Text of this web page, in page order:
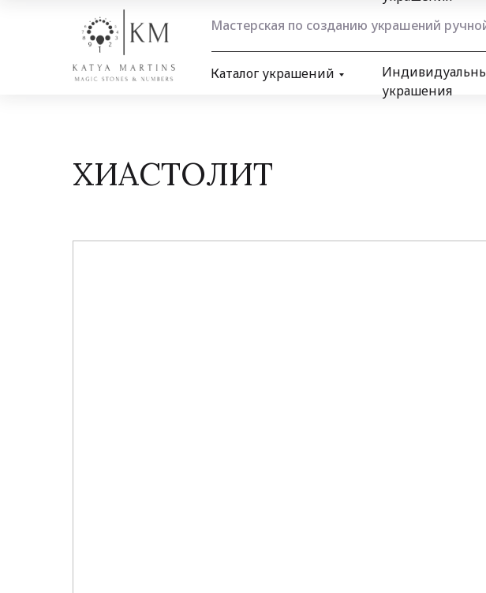
Каталог украшений
украшения
Мастерская по созданию украшений
ХИАСТОЛИТ